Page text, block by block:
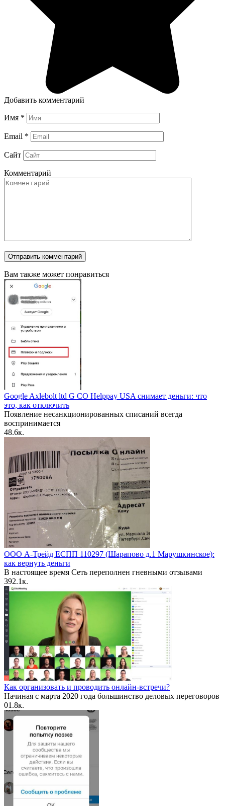
Добавить комментарий
Имя *
Email *
Сайт
Комментарий
Вам также может понравиться
Google Axlebolt ltd G CO Helppay USA снимает деньги: что
это, как отключить
Появление несанкционированных списаний всегда
воспринимается
48.6к.
ООО А-Трейд ЕСПП 110297 (Шарапово д.1 Марушкинское):
как вернуть деньги
В настоящее время Сеть переполнен гневными отзывами
392.1к.
Как организовать и проводить онлайн-встречи?
Начиная с марта 2020 года большинство деловых переговоров
01.8к.